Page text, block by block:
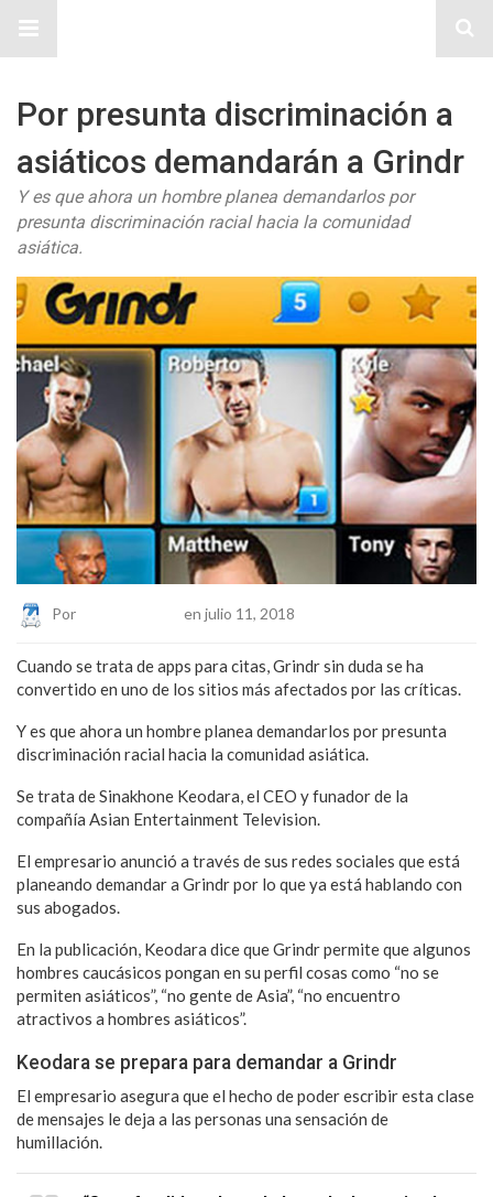
Por presunta discriminación a
asiáticos demandarán a Grindr
Y es que ahora un hombre planea demandarlos por
presunta discriminación racial hacia la comunidad
asiática.
Por en julio 11, 2018
Cuando se trata de apps para citas, Grindr sin duda se ha
convertido en uno de los sitios más afectados por las críticas.
Y es que ahora un hombre planea demandarlos por presunta
discriminación racial hacia la comunidad asiática.
Se trata de Sinakhone Keodara, el CEO y funador de la
compañía Asian Entertainment Television.
El empresario anunció a través de sus redes sociales que está
planeando demandar a Grindr por lo que ya está hablando con
sus abogados.
En la publicación, Keodara dice que Grindr permite que algunos
hombres caucásicos pongan en su perfil cosas como “no se
permiten asiáticos”, “no gente de Asia”, “no encuentro
atractivos a hombres asiáticos”.
Keodara se prepara para demandar a Grindr
El empresario asegura que el hecho de poder escribir esta clase
de mensajes le deja a las personas una sensación de
humillación.